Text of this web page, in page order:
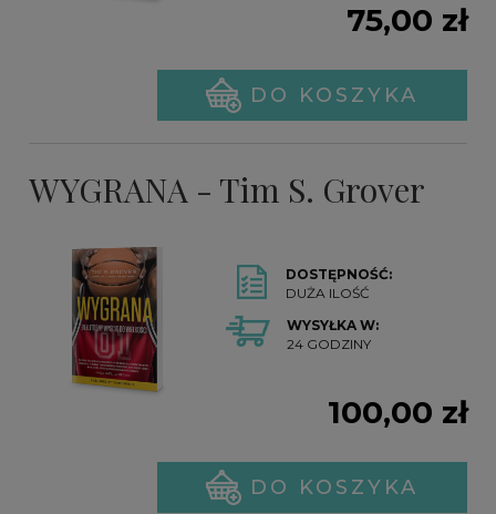
75,00 zł
DO KOSZYKA
WYGRANA - Tim S. Grover
DOSTĘPNOŚĆ:
DUŻA ILOŚĆ
WYSYŁKA W:
24 GODZINY
100,00 zł
DO KOSZYKA